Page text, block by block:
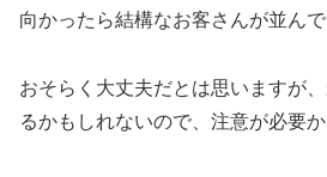
向かったら結構なお客さんが並んで
おそらく大丈夫だとは思いますが
るかもしれないので、注意が必要か